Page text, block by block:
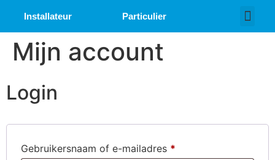
Installateur Particulier
Mijn account
Login
Gebruikersnaam of e-mailadres *